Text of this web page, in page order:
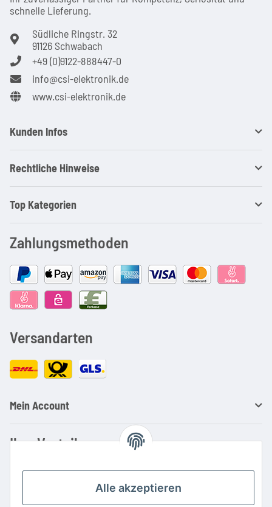
schnel­le Lie­ferung.
Südliche Ringstr. 32
91126 Schwabach
+49 (0)9122-888447-0
info@csi-elektronik.de
www.csi-elektronik.de
Kunden Infos
Rechtliche Hinweise
Top Kategorien
Zahlungsmethoden
Versandarten
Mein Account
Ihre Vorteile
Kauf auf RechnungAlle akzeptieren